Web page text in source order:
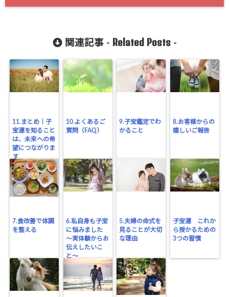
関連記事 - Related Posts-
11.まとめ｜子
宝運を知ること
は、未来への希
望につながりま
す
10.よくあるご
質問（FAQ）
9.子宝鑑定でわ
かること
8.お客様からの
嬉しいご報告
7.食改善で体調
を整える
6.私自身も子宝
に悩みました
〜実体験からお
伝えしたいこ
と〜
5.夫婦の命式を
見ることが大切
な理由
子宝運 これか
ら授かるための
3つの習慣